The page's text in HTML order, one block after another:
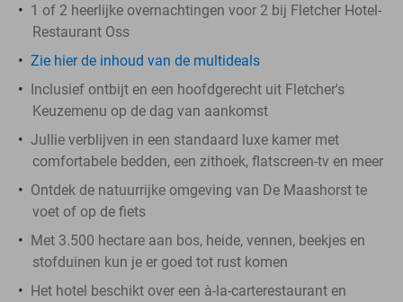
1 of 2 heerlijke overnachtingen voor 2 bij Fletcher Hotel-
Restaurant Oss
Zie hier de inhoud van de multideals
Inclusief ontbijt en een hoofdgerecht uit Fletcher's
Keuzemenu op de dag van aankomst
Jullie verblijven in een standaard luxe kamer met
comfortabele bedden, een zithoek, flatscreen-tv en meer
Ontdek de natuurrijke omgeving van De Maashorst te
voet of op de fiets
Met 3.500 hectare aan bos, heide, vennen, beekjes en
stofduinen kun je er goed tot rust komen
Het hotel beschikt over een à-la-carterestaurant en